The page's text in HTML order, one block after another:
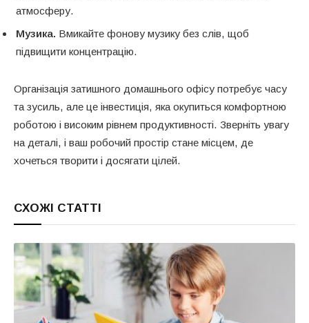
атмосферу.
Музика. Вмикайте фонову музику без слів, щоб
підвищити концентрацію.
Організація затишного домашнього офісу потребує часу
та зусиль, але це інвестиція, яка окупиться комфортною
роботою і високим рівнем продуктивності. Зверніть увагу
на деталі, і ваш робочий простір стане місцем, де
хочеться творити і досягати цілей.
СХОЖІ СТАТТІ